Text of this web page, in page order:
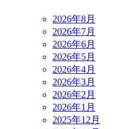
2026年8月
2026年7月
2026年6月
2026年5月
2026年4月
2026年3月
2026年2月
2026年1月
2025年12月